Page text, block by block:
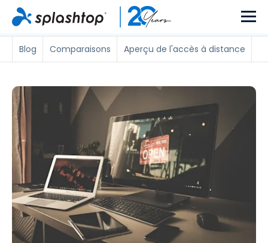
Blog Comparaisons Aperçu de l'accès à distance